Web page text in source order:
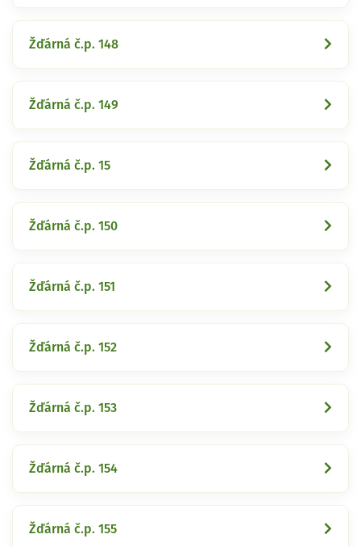
Žďárná č.p. 148
Žďárná č.p. 149
Žďárná č.p. 15
Žďárná č.p. 150
Žďárná č.p. 151
Žďárná č.p. 152
Žďárná č.p. 153
Žďárná č.p. 154
Žďárná č.p. 155